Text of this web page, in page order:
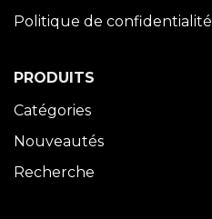
Politique de confidentialité
PRODUITS
Catégories
Nouveautés
Recherche